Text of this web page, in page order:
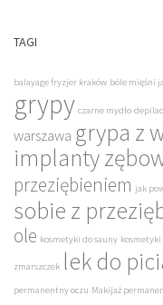
TAGI
balayage fryzjer kraków bóle mięśni
grypy czarne mydło
warszawa grypa z
implanty
przeziębieniem jak
sobie z
ole kosmetyki do sauny
zmarszczek lek do
permanentny oczu Makijaż